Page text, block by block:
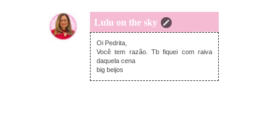
Lulu on the sky
domingo, março 20, 2016
Oi Pedrita,
Você tem razão. Tb fiquei com raiva
daquela cena
big beijos